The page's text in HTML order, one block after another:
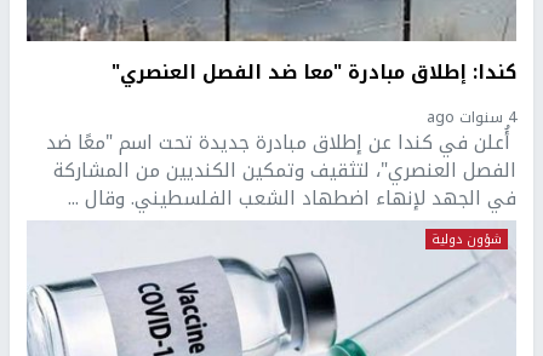
كندا: إطلاق مبادرة "معا ضد الفصل العنصري"
4 سنوات ago
أُعلن في كندا عن إطلاق مبادرة جديدة تحت اسم "معًا ضد
الفصل العنصري"، لتثقيف وتمكين الكنديين من المشاركة
في الجهد لإنهاء اضطهاد الشعب الفلسطيني. وقال ...
شؤون دولية